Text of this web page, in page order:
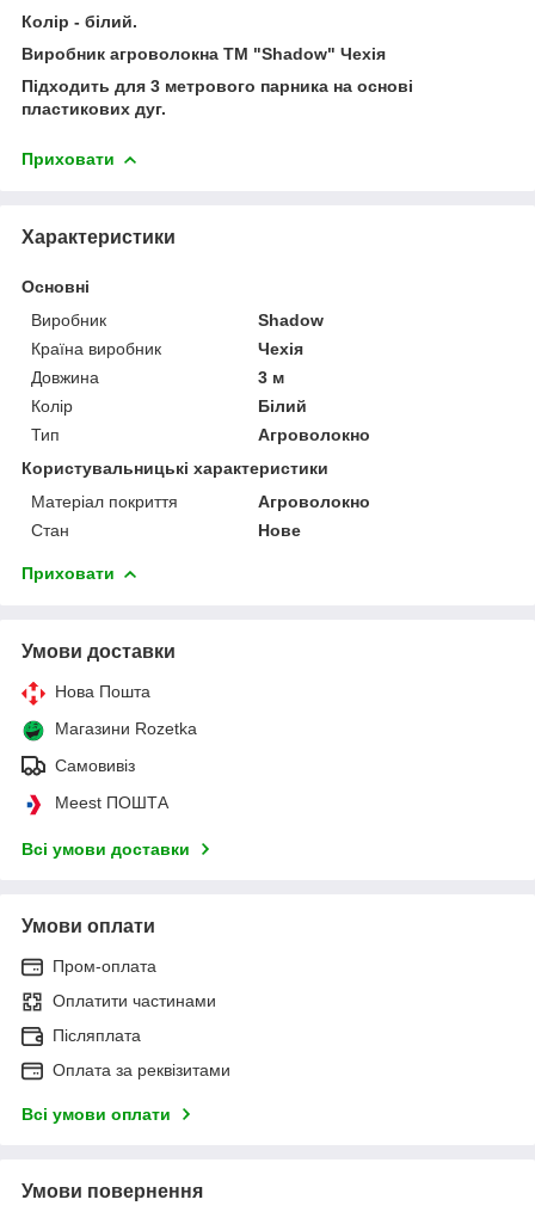
Колір - білий.
Виробник агроволокна ТМ "Shadow" Чехія
Підходить для 3 метрового парника на основі
пластикових дуг.
Приховати
Характеристики
Основні
Виробник
Shadow
Країна виробник
Чехія
Довжина
3 м
Колір
Білий
Тип
Агроволокно
Користувальницькі характеристики
Матеріал покриття
Агроволокно
Стан
Нове
Приховати
Умови доставки
Нова Пошта
Магазини Rozetka
Самовивіз
Meest ПОШТА
Всі умови доставки
Умови оплати
Пром-оплата
Оплатити частинами
Післяплата
Оплата за реквізитами
Всі умови оплати
Умови повернення